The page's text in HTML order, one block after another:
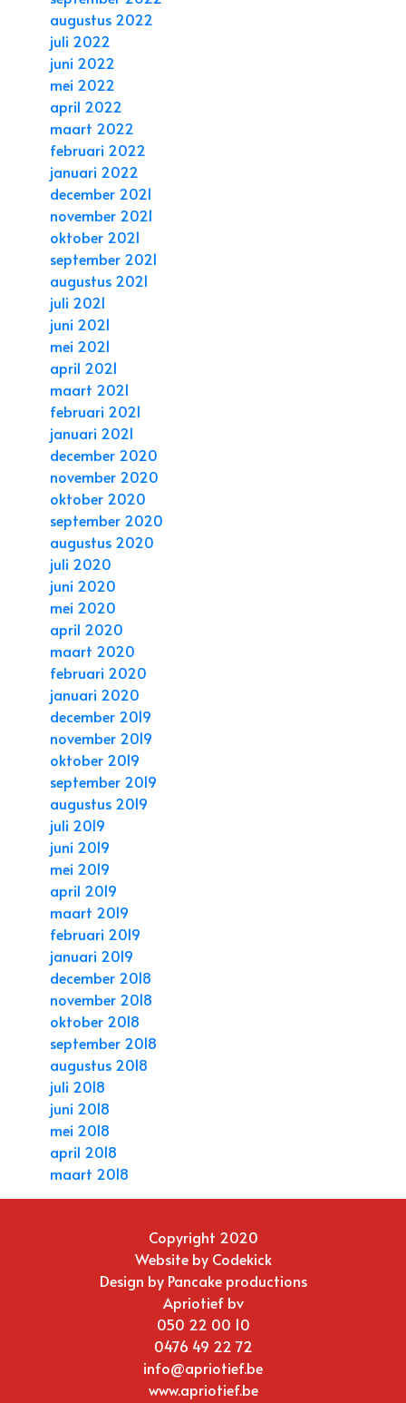
augustus 2022
juli 2022
juni 2022
mei 2022
april 2022
maart 2022
februari 2022
januari 2022
december 2021
november 2021
oktober 2021
september 2021
augustus 2021
juli 2021
juni 2021
mei 2021
april 2021
maart 2021
februari 2021
januari 2021
december 2020
november 2020
oktober 2020
september 2020
augustus 2020
juli 2020
juni 2020
mei 2020
april 2020
maart 2020
februari 2020
januari 2020
december 2019
november 2019
oktober 2019
september 2019
augustus 2019
juli 2019
juni 2019
mei 2019
april 2019
maart 2019
februari 2019
januari 2019
december 2018
november 2018
oktober 2018
september 2018
augustus 2018
juli 2018
juni 2018
mei 2018
april 2018
maart 2018
Copyright 2020
Website by Codekick
Design by Pancake productions
Apriotief bv
050 22 00 10
0476 49 22 72
info@apriotief.be
www.apriotief.be